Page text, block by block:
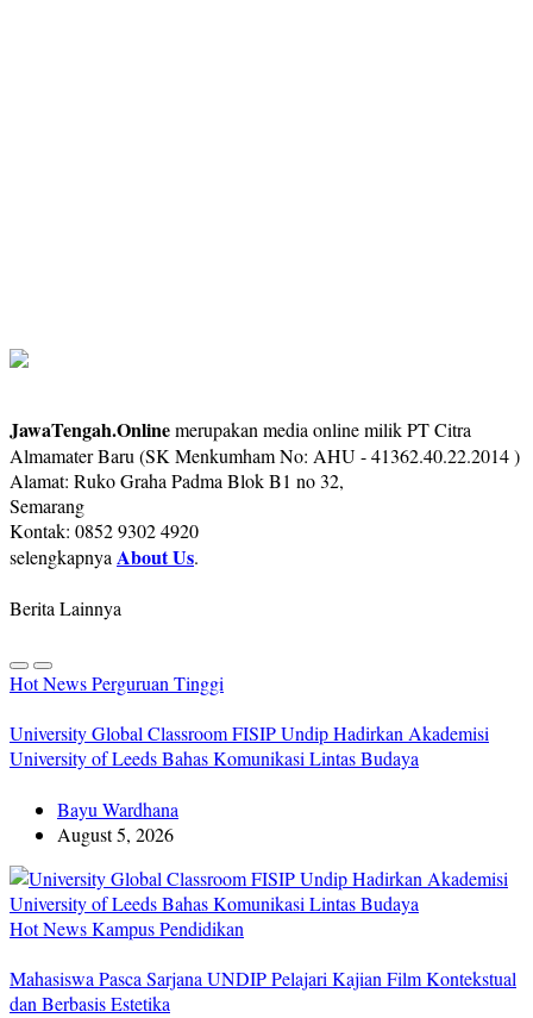
JawaTengah.Onlinemerupakan media online milik PT Citra
Almamater Baru (SK Menkumham No: AHU - 41362.40.22.2014 )
Alamat: Ruko Graha Padma Blok B1 no 32,
Semarang
Kontak: 0852 9302 4920
selengkapnya About Us.
Berita Lainnya
Hot NewsPerguruan Tinggi
University Global Classroom FISIP Undip Hadirkan Akademisi
University of Leeds Bahas Komunikasi Lintas Budaya
Bayu Wardhana
August 5, 2026
Hot NewsKampusPendidikan
Mahasiswa Pasca Sarjana UNDIP Pelajari Kajian Film Kontekstual
dan Berbasis Estetika